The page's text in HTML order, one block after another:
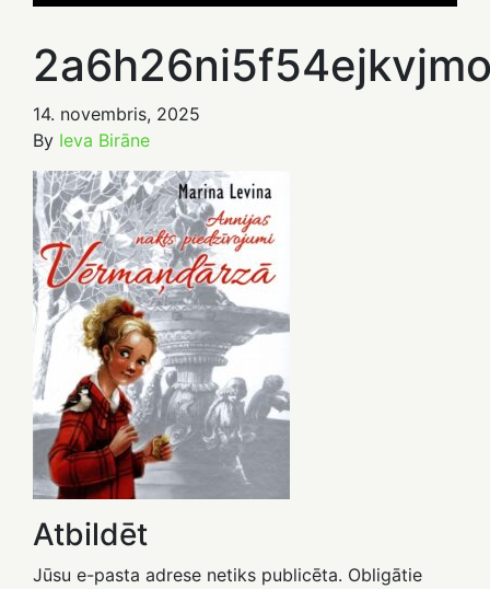
14. novembris, 2025
By Ieva Birāne
Atbildēt
Jūsu e-pasta adrese netiks publicēta. Obligātie